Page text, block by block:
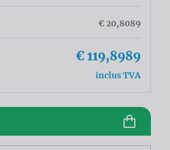
€ 20,8089
€ 119,8989
inclus TVA